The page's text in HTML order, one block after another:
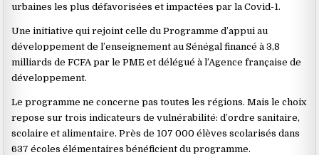
urbaines les plus défavorisées et impactées par la Covid-1.
Une initiative qui rejoint celle du Programme d’appui au
développement de l’enseignement au Sénégal financé à 3,8
milliards de FCFA par le PME et délégué à l’Agence française de
développement.
Le programme ne concerne pas toutes les régions. Mais le choix
repose sur trois indicateurs de vulnérabilité: d’ordre sanitaire,
scolaire et alimentaire. Près de 107 000 élèves scolarisés dans
637 écoles élémentaires bénéficient du programme.